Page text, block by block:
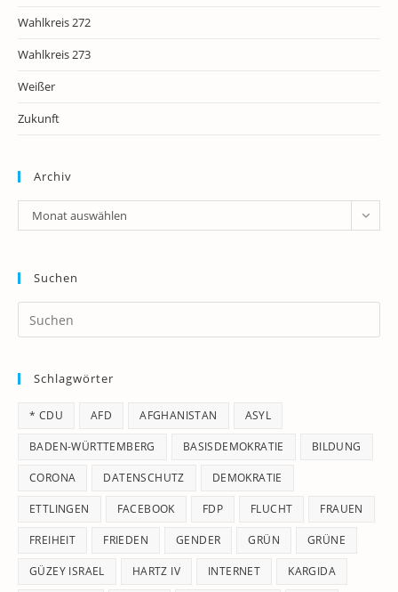
Wahlkreis 272
Wahlkreis 273
Weißer
Zukunft
Archiv
Archiv
Monat auswählen
Suchen
Schlagwörter
* CDU AFD AFGHANISTAN ASYL
BADEN-WÜRTTEMBERG BASISDEMOKRATIE BILDUNG
CORONA DATENSCHUTZ DEMOKRATIE
ETTLINGEN FACEBOOK FDP FLUCHT FRAUEN
FREIHEIT FRIEDEN GENDER GRÜN GRÜNE
GÜZEY ISRAEL HARTZ IV INTERNET KARGIDA